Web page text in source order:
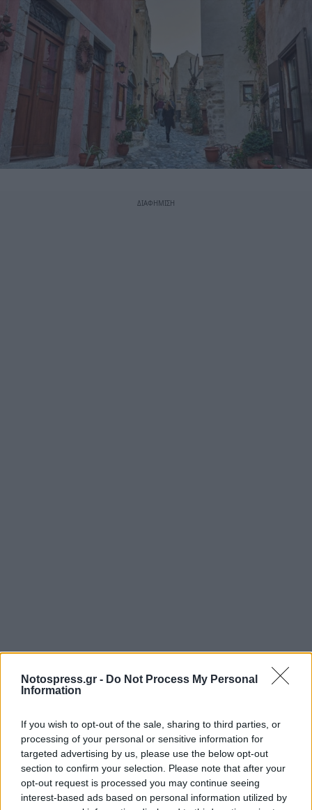
Notospress.gr - Do Not Process My Personal
Information
If you wish to opt-out of the sale, sharing to third parties, or
processing of your personal or sensitive information for
targeted advertising by us, please use the below opt-out
section to confirm your selection. Please note that after your
opt-out request is processed you may continue seeing
interest-based ads based on personal information utilized by